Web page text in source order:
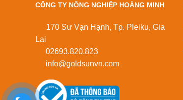
CÔNG TY NÔNG NGHIỆP HOÀNG MINH
170 Sư Vạn Hạnh, Tp. Pleiku, Gia
Lai
02693.820.823
info@goldsunvn.com